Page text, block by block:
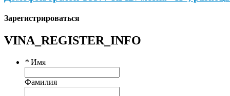
Зарегистрироваться
VINA_REGISTER_INFO
* Имя
Фамилия